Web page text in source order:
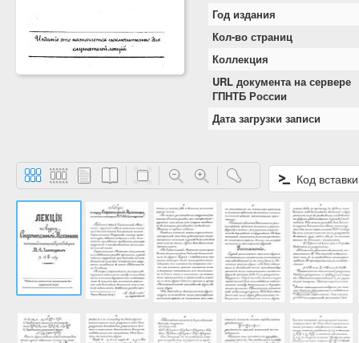
Год издания
Кол-во страниц
Коллекция
URL документа на сервере
ГПНТБ России
Дата загрузки записи
Код вставки